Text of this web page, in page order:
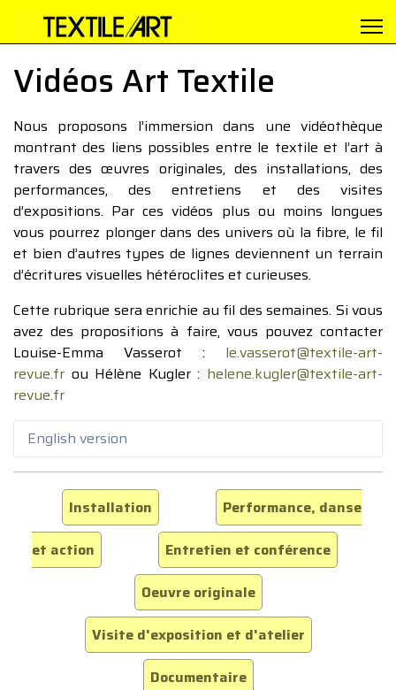
Vidéos Art Textile
Nous proposons l’immersion dans une vidéothèque
montrant des liens possibles entre le textile et l’art à
travers des œuvres originales, des installations, des
performances, des entretiens et des visites
d’expositions. Par ces vidéos plus ou moins longues
vous pourrez plonger dans des univers où la fibre, le fil
et bien d’autres types de lignes deviennent un terrain
d’écritures visuelles hétéroclites et curieuses.
Cette rubrique sera enrichie au fil des semaines. Si vous
avez des propositions à faire, vous pouvez contacter
Louise-Emma Vasserot : le.vasserot@textile-art-
revue.fr ou Hélène Kugler : helene.kugler@textile-art-
revue.fr
English version
Installation
Performance, danse
et action
Entretien et conférence
Oeuvre originale
Visite d'exposition et d'atelier
Documentaire